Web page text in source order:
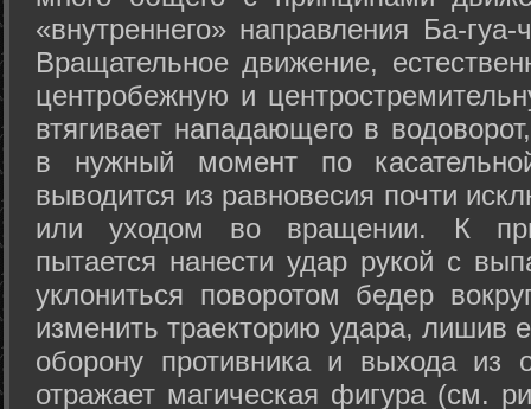
«внутреннего» направления Ба-
Вращательное движение,
центробежную и
втягивает нападающего в
в нужный момент по
выводится из равновесия почти
или уходом во вращении. К
пытается нанести удар рукой с
уклониться поворотом бедер
изменить траекторию удара, лишив
оборону противника и выхода из
отражает магическая фигура (см.